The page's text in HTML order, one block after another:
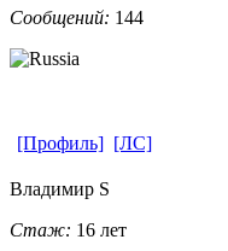
Сообщений: 144
[Профиль] [ЛС]
Владимир S
Стаж: 16 лет